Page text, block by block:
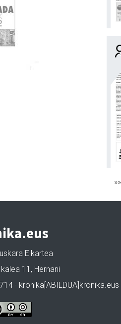
»»
Elkartea
11, Hernani
· kronika[ABILDUA]kronika.eus